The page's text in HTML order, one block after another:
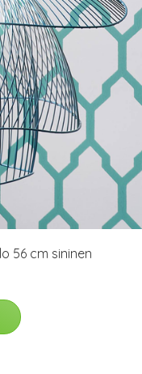
56 cm sininen